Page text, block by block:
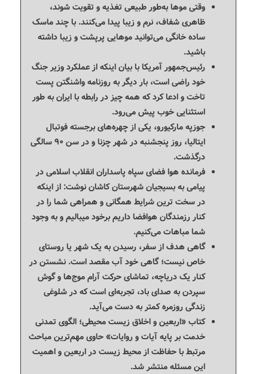
وقتی موها به‌طور طبیعی تغذیه و تقویت شوند،
ظاهری شفاف، نرم و زیبا پیدا می‌کنند. با چند ماسک
ساده خانگی می‌توانید موهایی پرپشت و زیبا داشته
باشید.
رئیس‌جمهور آمریکا با بیان اینکه از عملکرد وزیر جنگ
خود راضی است، بار دیگر به روزنامه واشنگتن پست
تاخت و ادعا کرد که همه چیز در رابطه با ایران به طور
استثنایی خوب پیش می‌رود.
جوزپه مارکیورو، یکی از چهره‌های برجسته فوتبال
ایتالیا، روز پنجشنبه در شهر چزنا و در سن ۹۰ سالگی
درگذشت.
فرمانده هوا فضای سپاه پاسداران انقلاب اسلامی در
پیامی به بسیجیان شهرستان کاشان نوشت: از اینکه
در سخت ترین شرایط همگانی و همراهی شما را در
کنار رزمندگان هوافضا داریم برخود میبالیم و به وجود
شما مباهات می‌کنیم.
گاهی هدف از سفر، رسیدن به یک شهر یا روستای
خاص نیست؛ گاهی خود آب مقصد است. نشستن در
کنار یک دریاچه، تماشای حرکت آرام موج‌ها و گوش
سپردن به صدای باد، تجربه‌ای است که در شلوغی
زندگی روزمره کمتر به دست می‌آید.
کتاب «اربعین و اخلاق زیست محیطی؛ الگوی تمدنی
خدمت بر پایه آیات و روایات» حاوی مهم‌ترین مباحث
مرتبط با حفاظت از محیط زیست در اربعین و اهمیت
این مسئله منتشر شد.